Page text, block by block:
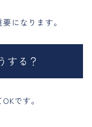
になります。
する？
です。